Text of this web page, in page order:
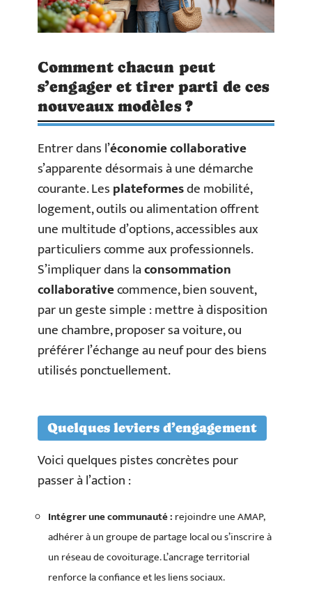
Comment chacun peut
s’engager et tirer parti de ces
nouveaux modèles ?
Entrer dans l’économie collaborative
s’apparente désormais à une démarche
courante. Lesplateformesde mobilité,
logement, outils ou alimentation offrent
une multitude d’options, accessibles aux
particuliers comme aux professionnels.
S’impliquer dans laconsommation
collaborativecommence, bien souvent,
par un geste simple : mettre à disposition
une chambre, proposer sa voiture, ou
préférer l’échange au neuf pour des biens
utilisés ponctuellement.
Quelques leviers d’engagement
Voici quelques pistes concrètes pour
passer à l’action :
Intégrer une communauté : rejoindre une AMAP,
adhérer à un groupe de partage local ou s’inscrire à
un réseau de covoiturage. L’ancrage territorial
renforce la confiance et les liens sociaux.